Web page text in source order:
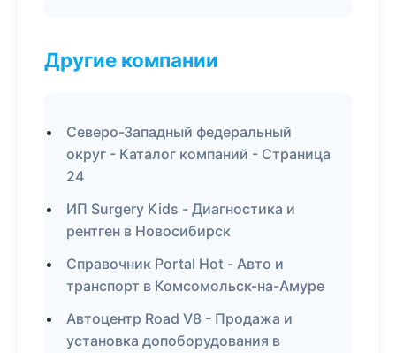
Другие компании
Северо-Западный федеральный
округ - Каталог компаний - Страница
24
ИП Surgery Kids - Диагностика и
рентген в Новосибирск
Справочник Portal Hot - Авто и
транспорт в Комсомольск-на-Амуре
Автоцентр Road V8 - Продажа и
установка допоборудования в